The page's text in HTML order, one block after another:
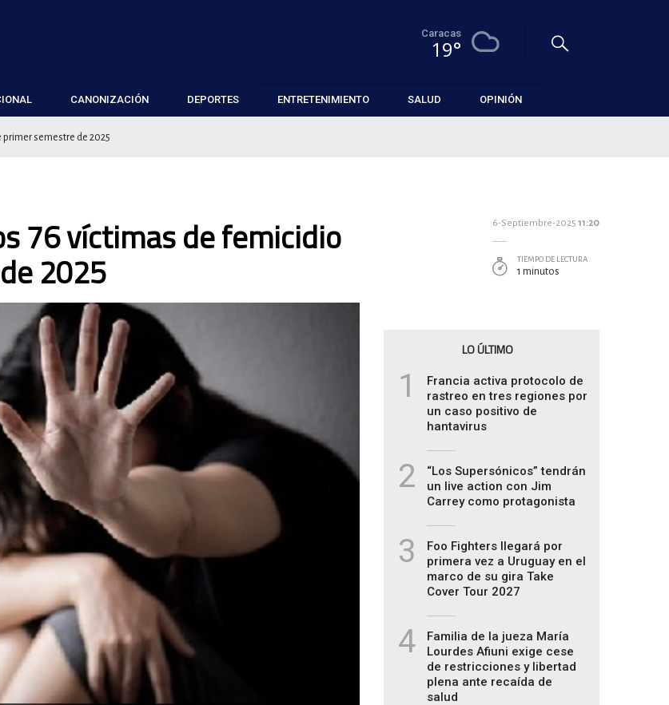
Caracas
19°
CANONIZACIÓN DEPORTES ENTRETENIMIENTO SALUD OPINIÓN
semestre de 2025
76 víctimas de femicidio
2025
6-Septiembre-2025 11:20
TIEMPO DE LECTURA
1 minutos
LO ÚLTIMO
1
Francia activa protocolo de
rastreo en tres regiones por
un caso positivo de
hantavirus
2
“Los Supersónicos” tendrán
un live action con Jim
Carrey como protagonista
3
Foo Fighters llegará por
primera vez a Uruguay en el
marco de su gira Take
Cover Tour 2027
4
Familia de la jueza María
Lourdes Afiuni exige cese
de restricciones y libertad
plena ante recaída de
salud